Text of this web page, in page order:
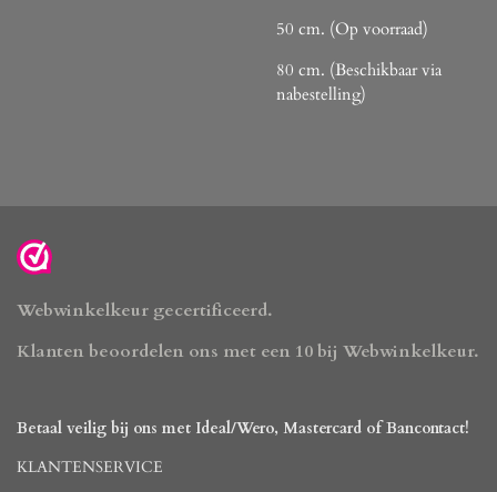
50 cm. (Op voorraad)
80 cm. (Beschikbaar via
nabestelling)
Webwinkelkeur gecertificeerd.
Klanten beoordelen ons met een 10 bij Webwinkelkeur.
Betaal veilig bij ons met Ideal/Wero, Mastercard of Bancontact!
KLANTENSERVICE